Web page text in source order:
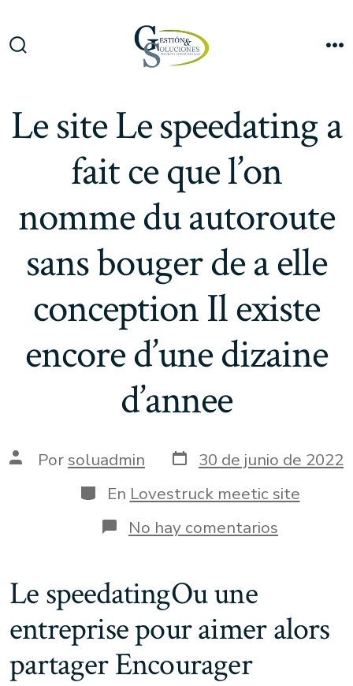
Le site Le speedating a
fait ce que l’on
nomme du autoroute
sans bouger de a elle
conception Il existe
encore d’une dizaine
d’annee
AutorPor soluadmin Fecha
de
publicación
30 de junio de 2022
Categorías
En Lovestruck meetic site
No hay comentarios
Le
fait
ce
Le speedatingOu une
entreprise pour aimer alors
partager Encourager